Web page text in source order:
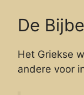
De
Het Griekse
andere voor